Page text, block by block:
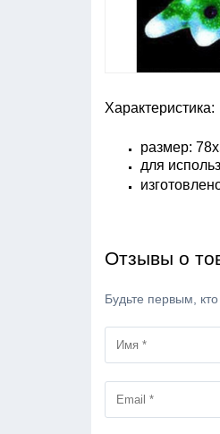
Характеристика:
размер:
для
Отзывы о
Будьте первым, кто